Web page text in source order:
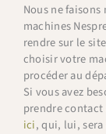
Nous ne
machines
rendre sur le
choisir votre
procéder au
Si vous avez
prendre
ici, qui, lui, sera